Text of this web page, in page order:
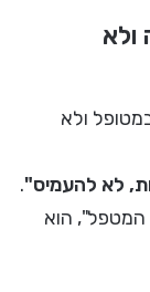
ולא
ולא
לא להעמיס".
המטפל", הוא